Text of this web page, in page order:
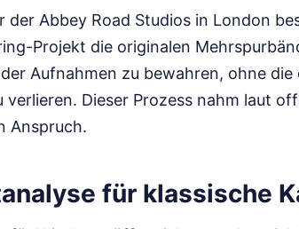
der Abbey Road Studios in London
Projekt die originalen
Aufnahmen zu bewahren, ohne
verlieren. Dieser Prozess nahm laut
Anspruch.
für klassische